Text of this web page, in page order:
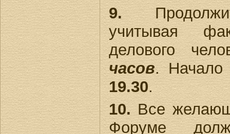
9.
учитывая
делового
часов.
19.30.
10.Все
Форуме